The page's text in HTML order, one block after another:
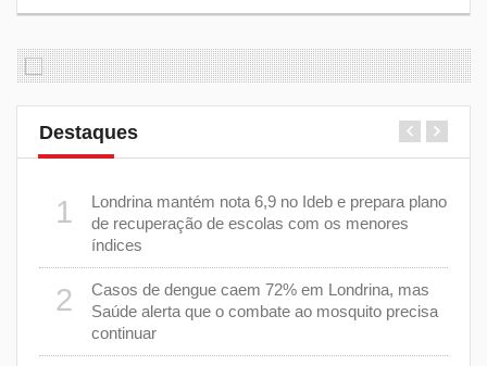
Destaques
1
Londrina mantém nota 6,9 no Ideb e prepara plano
de recuperação de escolas com os menores
índices
2
Casos de dengue caem 72% em Londrina, mas
Saúde alerta que o combate ao mosquito precisa
continuar